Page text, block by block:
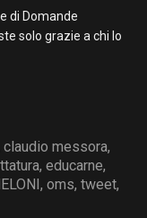
di Domande
solo grazie a chi lo
claudio messora,
, educarne,
, oms, tweet,